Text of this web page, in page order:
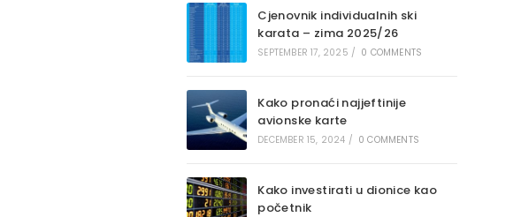
Cjenovnik individualnih ski
karata – zima 2025/26
SEPTEMBER 17, 2025 / 0 COMMENTS
Kako pronaći najjeftinije
avionske karte
DECEMBER 15, 2024 / 0 COMMENTS
Kako investirati u dionice kao
početnik